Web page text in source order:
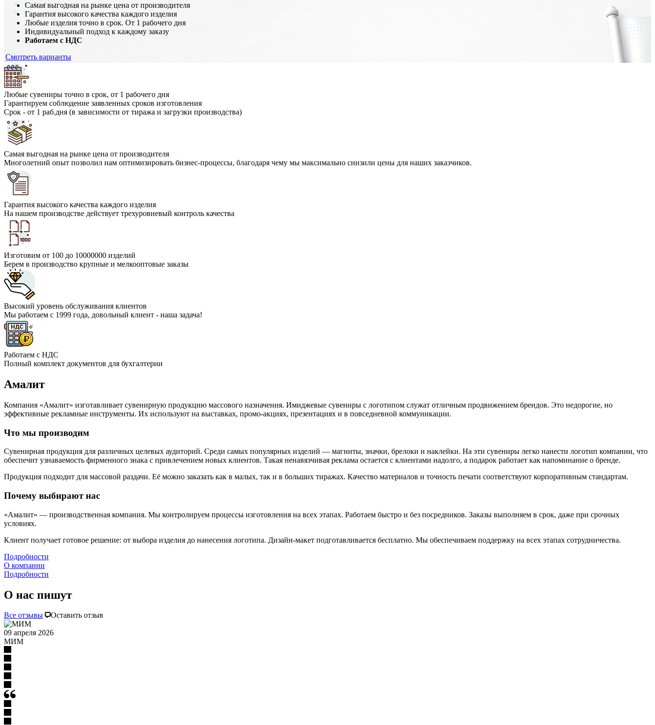
Самая выгодная на рынке цена от производителя
Гарантия высокого качества каждого изделия
Любые изделия точно в срок. От 1 рабочего дня
Индивидуальный подход к каждому заказу
Работаем с НДС
Смотреть варианты
Любые сувениры точно в срок, от 1 рабочего дня
Гарантируем соблюдение заявленных сроков изготовления
Срок - от 1 раб.дня (в зависимости от тиража и загрузки производства)
Самая выгодная на рынке цена от производителя
Многолетний опыт позволил нам оптимизировать бизнес-процессы, благодаря чему мы максимально снизили цены для наших заказчиков.
Гарантия высокого качества каждого изделия
На нашем производстве действует трехуровневый контроль качества
Изготовим от 100 до 10000000 изделий
Берем в производство крупные и мелкооптовые заказы
Высокий уровень обслуживания клиентов
Мы работаем с 1999 года, довольный клиент - наша задача!
Работаем с НДС
Полный комплект документов для бухгалтерии
Амалит
Компания «Амалит» изготавливает сувенирную продукцию массового назначения. Имиджевые сувениры с логотипом служат отличным продвижением брендов. Это недорогие, но
эффективные рекламные инструменты. Их используют на выставках, промо-акциях, презентациях и в повседневной коммуникации.
Что мы производим
Сувенирная продукция для различных целевых аудиторий. Среди самых популярных изделий — магниты, значки, брелоки и наклейки. На эти сувениры легко нанести логотип компании, что
обеспечит узнаваемость фирменного знака с привлечением новых клиентов. Такая ненавязчивая реклама остается с клиентами надолго, а подарок работает как напоминание о бренде.
Продукция подходит для массовой раздачи. Её можно заказать как в малых, так и в больших тиражах. Качество материалов и точность печати соответствуют корпоративным стандартам.
Почему выбирают нас
«Амалит» — производственная компания. Мы контролируем процессы изготовления на всех этапах. Работаем быстро и без посредников. Заказы выполняем в срок, даже при срочных
условиях.
Клиент получает готовое решение: от выбора изделия до нанесения логотипа. Дизайн-макет подготавливается бесплатно. Мы обеспечиваем поддержку на всех этапах сотрудничества.
Подробности
О компании
Подробности
О нас пишут
Все отзывы Оставить отзыв
09 апреля 2026
МИМ